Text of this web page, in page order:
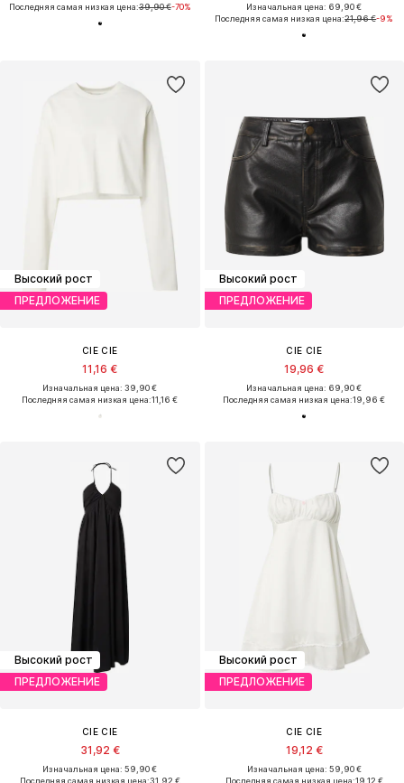
Последняя самая низкая цена:39,90 €-70%
Изначальная цена: 69,90 €
Последняя самая низкая цена:21,96 €-9%
Высокий рост
ПРЕДЛОЖЕНИЕ
CIE CIE
11,16 €
Изначальная цена: 39,90 €
Последняя самая низкая цена:11,16 €
Высокий рост
ПРЕДЛОЖЕНИЕ
CIE CIE
19,96 €
Изначальная цена: 69,90 €
Последняя самая низкая цена:19,96 €
Высокий рост
ПРЕДЛОЖЕНИЕ
CIE CIE
31,92 €
Изначальная цена: 59,90 €
Последняя самая низкая цена:31,92 €
Высокий рост
ПРЕДЛОЖЕНИЕ
CIE CIE
19,12 €
Изначальная цена: 59,90 €
Последняя самая низкая цена:19,12 €